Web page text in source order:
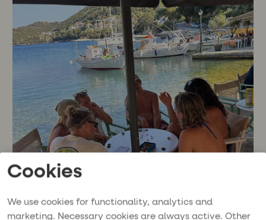
Cookies
We use cookies for functionality, analytics and
marketing. Necessary cookies are always active. Other